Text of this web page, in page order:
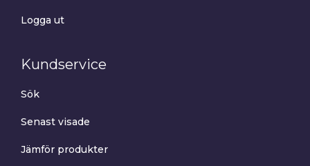
Logga ut
Kundservice
Sök
Senast visade
Jämför produkter